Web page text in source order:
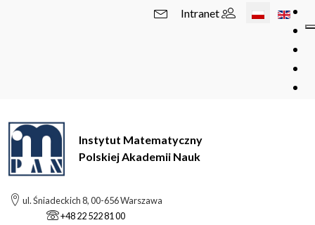
Wybierz swój
Intranet
Instytut Matematyczny
Polskiej Akademii Nauk
ul. Śniadeckich 8, 00-656 Warszawa
+48 22 522 81 00